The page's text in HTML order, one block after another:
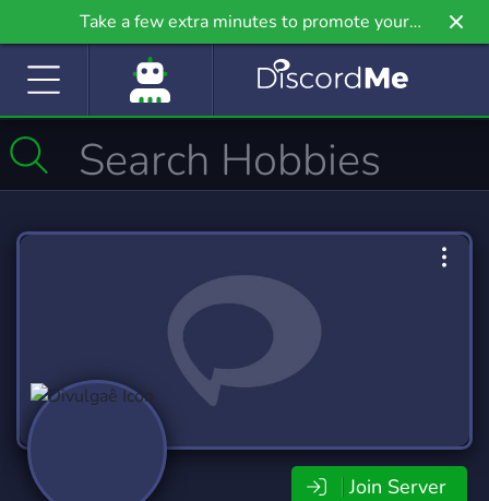
Take a few extra minutes to promote your
community even further on Griv.io, our newest
Join Server